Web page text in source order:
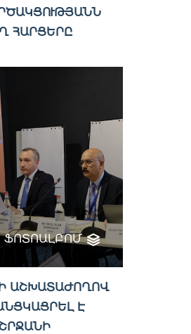
ՀԱՐՑԵՐԸ
ՖՈՏՈԱԼԲՈՄ
ԱՇԽԱՏԱԺՈՂՈՎ
Է